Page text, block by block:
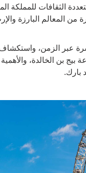
الثقافات للمملكة
من المعالم البارزة
عبر الزمن،
بن الخالدة،
بارك.